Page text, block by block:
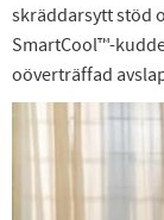
skräddarsytt stöd
SmartCool™-
oöverträffad